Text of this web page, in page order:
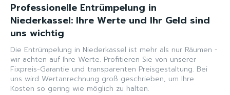
Professionelle Entrümpelung in
Niederkassel: Ihre Werte und Ihr Geld sind
uns wichtig
Die Entrümpelung in Niederkassel ist mehr als nur Räumen -
wir achten auf Ihre Werte. Profitieren Sie von unserer
Fixpreis-Garantie und transparenten Preisgestaltung. Bei
uns wird Wertanrechnung groß geschrieben, um Ihre
Kosten so gering wie möglich zu halten.